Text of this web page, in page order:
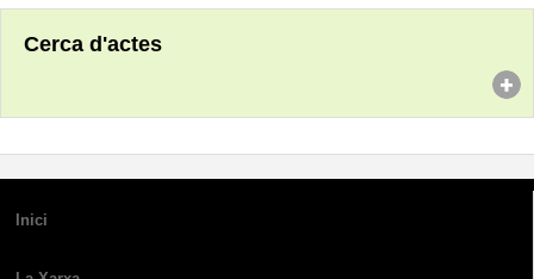
Cerca d'actes
Inici